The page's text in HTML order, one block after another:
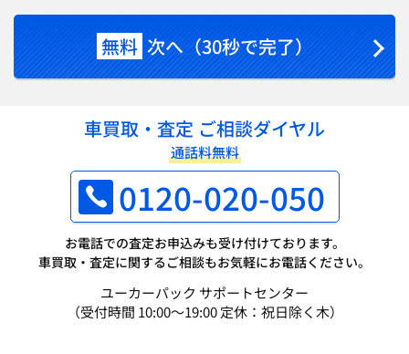
無料 次へ（30秒で完了）
車買取・査定 ご相談ダイヤル
通話料無料
0120-020-050
お電話での査定お申込みも受け付けております。
車買取・査定に関するご相談もお気軽にお電話ください。
ユーカーパック サポートセンター
（受付時間 10:00～19:00 定休：祝日除く木）